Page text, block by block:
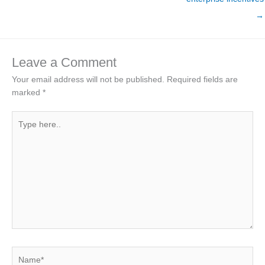
→
Leave a Comment
Your email address will not be published.
Required fields are
marked *
here..